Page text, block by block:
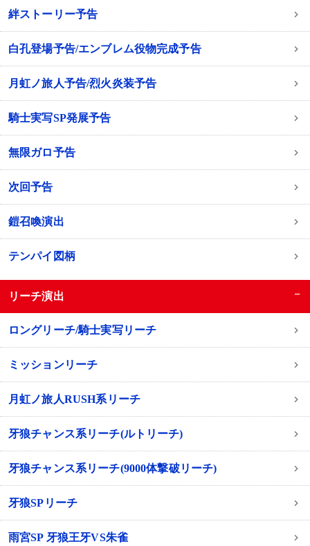
絆ストーリー予告
白孔登場予告/エンブレム役物完成予告
月虹ノ旅人予告/烈火炎装予告
騎士実写SP発展予告
無限ガロ予告
次回予告
鎧召喚演出
テンパイ図柄
リーチ演出 −
ロングリーチ/騎士実写リーチ
ミッションリーチ
月虹ノ旅人RUSH系リーチ
牙狼チャンス系リーチ(ルトリーチ)
牙狼チャンス系リーチ(9000体撃破リーチ)
牙狼SPリーチ
雨宮SP 牙狼王牙VS朱雀